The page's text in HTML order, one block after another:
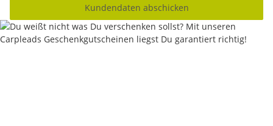
Kundendaten abschicken